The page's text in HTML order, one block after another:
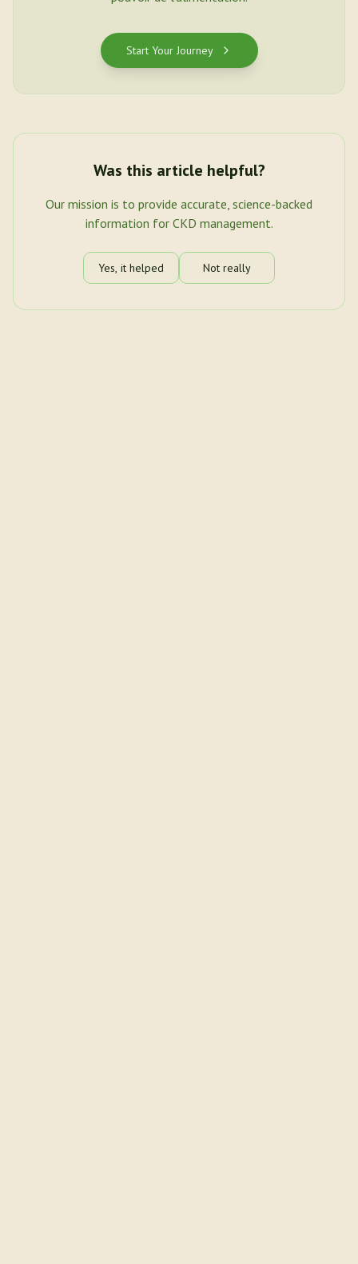
Start Your Journey
Was this article helpful?
Our mission is to provide accurate, science-backed
information for CKD management.
Yes, it helped Not really